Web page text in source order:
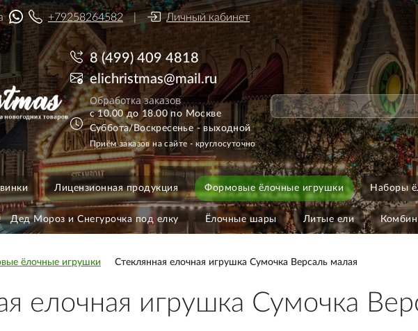
+79258264582 Личный кабинет
8 (499) 409 4818
elichristmas@mail.ru
Обработка заказов
с 10.00 до 18.00 по Москве
Суббота/Воскресенье - выходной
Приём заказов на сайте - круглосуточно
Лицензионная продукция Формовые ёлочные игрушки Наборы
Дед Мороз и Снегурочка под елку Ёлочные шары Литые ели
ёлочные игрушки Стеклянная елочная игрушка Сумочка Версаль малая
елочная игрушка Сумочка